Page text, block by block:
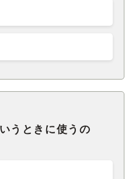
うときに使うの